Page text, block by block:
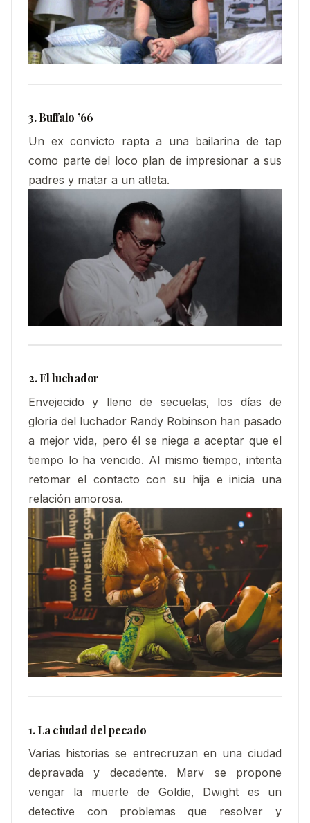
3. Buffalo ’66
Un ex convicto rapta a una bailarina de tap
como parte del loco plan de impresionar a sus
padres y matar a un atleta.
2. El luchador
Envejecido y lleno de secuelas, los días de
gloria del luchador Randy Robinson han pasado
a mejor vida, pero él se niega a aceptar que el
tiempo lo ha vencido. Al mismo tiempo, intenta
retomar el contacto con su hija e inicia una
relación amorosa.
1. La ciudad del pecado
Varias historias se entrecruzan en una ciudad
depravada y decadente. Marv se propone
vengar la muerte de Goldie, Dwight es un
detective con problemas que resolver y